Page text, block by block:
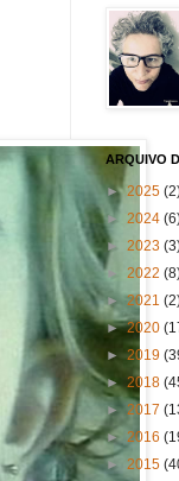
ARQUIVO
►2025
► 2024
► 2023
► 2022
► 2021
►2020
►2019
► 2018
► 2017
► 2016
► 2015